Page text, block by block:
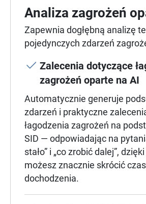
Analiza zagrożeń
Zapewnia dogłębną analizę
pojedynczych zdarzeń
Zalecenia dotyczące
zagrożeń oparte na AI
Automatycznie generuje
zdarzeń i praktyczne
łagodzenia zagrożeń na
SID — odpowiadając na
stało” i „co zrobić dalej”,
możesz znacznie skrócić
dochodzenia.